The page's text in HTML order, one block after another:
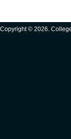
Copyright © 2026.